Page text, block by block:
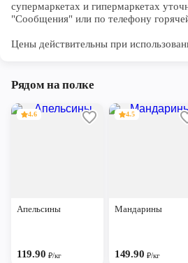
супермаркетах и гипермаркетах
"Сообщения" или по телефону
Цены действительны при
Рядом на полке
4.6
Апельсины
119.90 ₽/кг
4.5
Мандарины
149.90 ₽/кг